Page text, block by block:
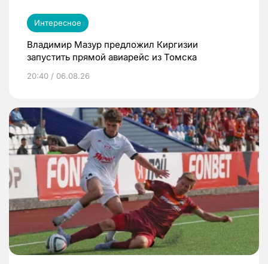
Интересное
Владимир Мазур предложил Киргизии
запустить прямой авиарейс из Томска
20:40 / 06.08.26